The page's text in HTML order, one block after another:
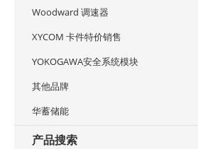
Woodward 调速器
XYCOM 卡件特价销售
YOKOGAWA安全系统模块
其他品牌
华蓄储能
产品搜索